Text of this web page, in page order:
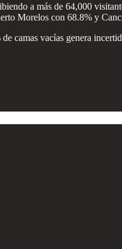
a más de 64,000
Morelos con 68.8% y
camas vacías genera